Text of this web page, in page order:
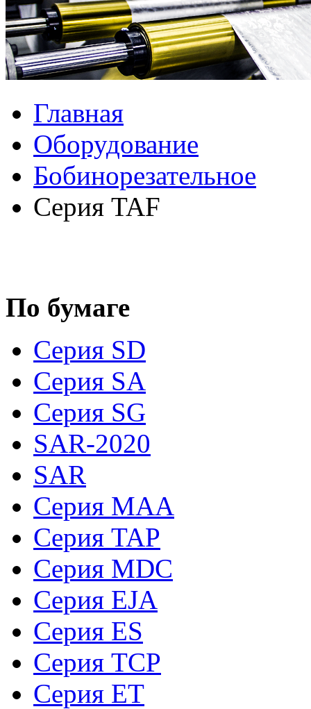
Главная
Оборудование
Бобинорезательное
Серия TAF
По бумаге
Серия SD
Серия SA
Серия SG
SAR-2020
SAR
Серия MAA
Серия TAP
Серия MDC
Серия EJA
Серия ES
Серия TCP
Серия ET